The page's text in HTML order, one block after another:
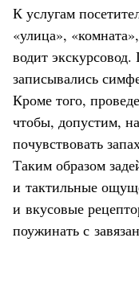
К услугам
«улица»,
водит
записывались
Кроме того,
чтобы, допустим,
почувствовать
Таким образом
и тактильные
и вкусовые
поужинать с